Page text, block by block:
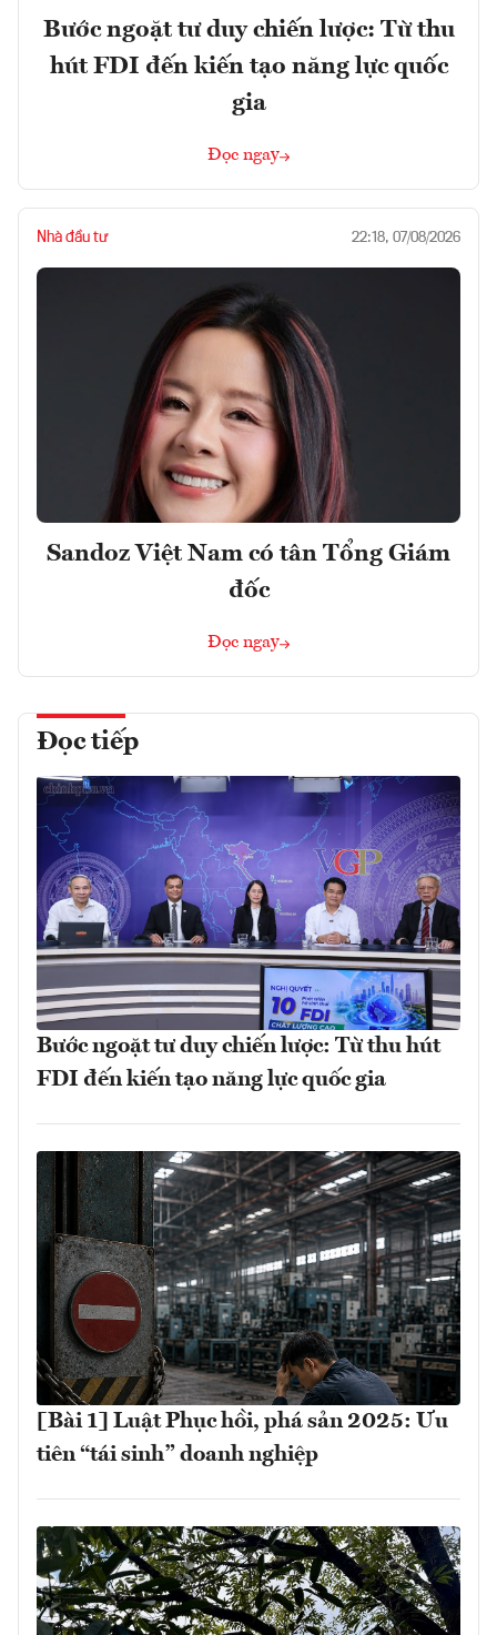
Bước ngoặt tư duy chiến lược: Từ thu
hút FDI đến kiến tạo năng lực quốc
gia
Đọc ngay
Nhà đầu tư 22:18, 07/08/2026
Sandoz Việt Nam có tân Tổng Giám
đốc
Đọc ngay
Đọc tiếp
Bước ngoặt tư duy chiến lược: Từ thu hút
FDI đến kiến tạo năng lực quốc gia
[Bài 1] Luật Phục hồi, phá sản 2025: Ưu
tiên “tái sinh” doanh nghiệp